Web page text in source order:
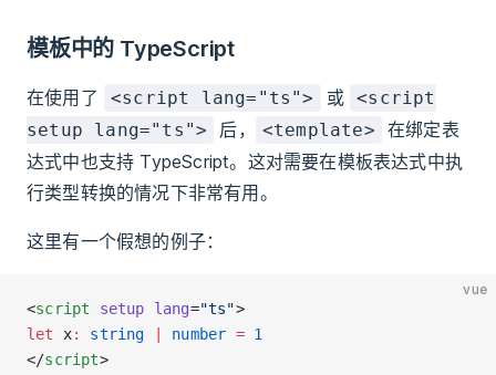
模板中的 TypeScript
在使用了 <script lang="ts"> 或 <script
setup lang="ts">
后， <template>
在绑定表
达式中也支持 TypeScript。这对需要在模板表达式中执
行类型转换的情况下非常有用。
这里有一个假想的例子：
vue
<script setup lang="ts">
let
x: string number = 1
</script>